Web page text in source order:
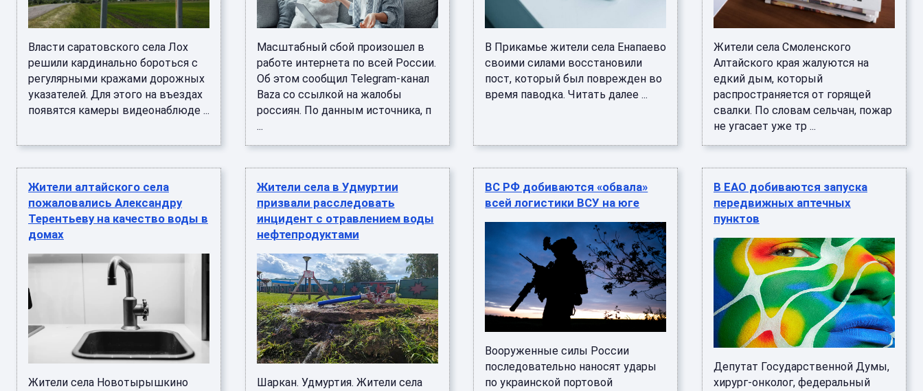
Власти саратовского села Лох
решили кардинально бороться с
регулярными кражами дорожных
указателей. Для этого на въездах
появятся камеры видеонаблюде ...
Масштабный сбой произошел в
работе интернета по всей России.
Об этом сообщил Telegram-канал
Baza со ссылкой на жалобы
россиян. По данным источника, п
...
В Прикамье жители села Енапаево
своими силами восстановили
пост, который был поврежден во
время паводка. Читать далее ...
Жители села Смоленского
Алтайского края жалуются на
едкий дым, который
распространяется от горящей
свалки. По словам сельчан, пожар
не угасает уже тр ...
Жители алтайского села
пожаловались Александру
Терентьеву на качество воды в
домах
Жители села Новотырышкино
Жители села в Удмуртии
призвали расследовать
инцидент с отравлением воды
нефтепродуктами
Шаркан. Удмуртия. Жители села
ВС РФ добиваются «обвала»
всей логистики ВСУ на юге
Вооруженные силы России
последовательно наносят удары
по украинской портовой
В ЕАО добиваются запуска
передвижных аптечных
пунктов
Депутат Государственной Думы,
хирург-онколог, федеральный